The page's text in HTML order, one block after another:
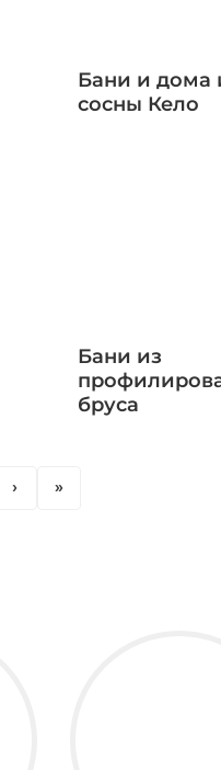
Бани и дома
сосны Кело
Бани из
бруса
‹ «